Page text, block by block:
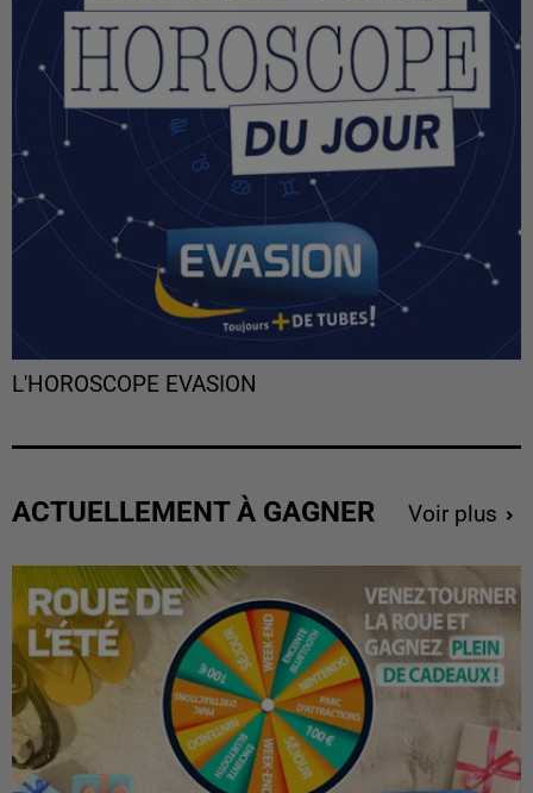
L'HOROSCOPE EVASION
ACTUELLEMENT À GAGNER Voir plus